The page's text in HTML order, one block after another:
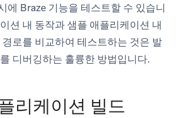
에 Braze 기능을 테스트할 수 있습니
션 내 동작과 샘플 애플리케이션 내
로를 비교하여 테스트하는 것은 발
디버깅하는 훌륭한 방법입니다.
리케이션 빌드